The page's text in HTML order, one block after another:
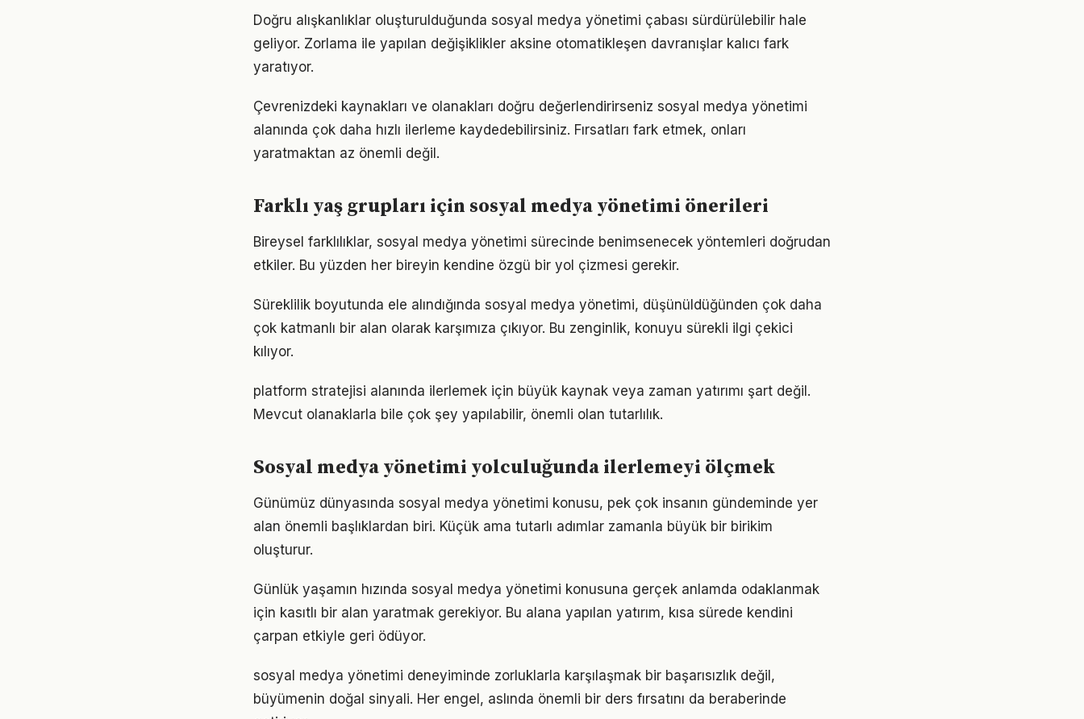
Doğru alışkanlıklar oluşturulduğunda sosyal medya yönetimi çabası sürdürülebilir hale
geliyor. Zorlama ile yapılan değişiklikler aksine otomatikleşen davranışlar kalıcı fark
yaratıyor.
Çevrenizdeki kaynakları ve olanakları doğru değerlendirirseniz sosyal medya yönetimi
alanında çok daha hızlı ilerleme kaydedebilirsiniz. Fırsatları fark etmek, onları
yaratmaktan az önemli değil.
Farklı yaş grupları için sosyal medya yönetimi önerileri
Bireysel farklılıklar, sosyal medya yönetimi sürecinde benimsenecek yöntemleri doğrudan
etkiler. Bu yüzden her bireyin kendine özgü bir yol çizmesi gerekir.
Süreklilik boyutunda ele alındığında sosyal medya yönetimi, düşünüldüğünden çok daha
çok katmanlı bir alan olarak karşımıza çıkıyor. Bu zenginlik, konuyu sürekli ilgi çekici
kılıyor.
platform stratejisi alanında ilerlemek için büyük kaynak veya zaman yatırımı şart değil.
Mevcut olanaklarla bile çok şey yapılabilir, önemli olan tutarlılık.
Sosyal medya yönetimi yolculuğunda ilerlemeyi ölçmek
Günümüz dünyasında sosyal medya yönetimi konusu, pek çok insanın gündeminde yer
alan önemli başlıklardan biri. Küçük ama tutarlı adımlar zamanla büyük bir birikim
oluşturur.
Günlük yaşamın hızında sosyal medya yönetimi konusuna gerçek anlamda odaklanmak
için kasıtlı bir alan yaratmak gerekiyor. Bu alana yapılan yatırım, kısa sürede kendini
çarpan etkiyle geri ödüyor.
sosyal medya yönetimi deneyiminde zorluklarla karşılaşmak bir başarısızlık değil,
büyümenin doğal sinyali. Her engel, aslında önemli bir ders fırsatını da beraberinde